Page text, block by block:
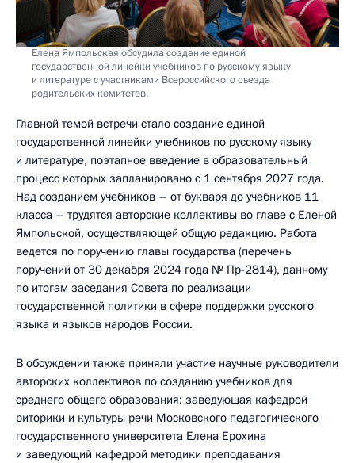
Елена Ямпольская обсудила создание единой
государственной линейки учебников по русскому языку
и литературе с участниками Всероссийского съезда
родительских комитетов.
Главной темой встречи стало создание единой
государственной линейки учебников по русскому языку
и литературе, поэтапное введение в образовательный
процесс которых запланировано с 1 сентября 2027 года.
Над созданием учебников – от букваря до учебников 11
класса – трудятся авторские коллективы во главе с Еленой
Ямпольской, осуществляющей общую редакцию. Работа
ведется по поручению главы государства (перечень
поручений от 30 декабря 2024 года № Пр-2814), данному
по итогам заседания Совета по реализации
государственной политики в сфере поддержки русского
языка и языков народов России.
В обсуждении также приняли участие научные руководители
авторских коллективов по созданию учебников для
среднего общего образования: заведующая кафедрой
риторики и культуры речи Московского педагогического
государственного университета Елена Ерохина
и заведующий кафедрой методики преподавания